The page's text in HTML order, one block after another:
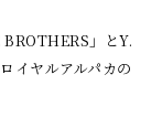
」とY.
イヤルアルパカの